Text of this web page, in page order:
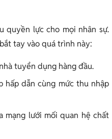
quyền lực cho mọi nhân sự.
tay vào quá trình này:
tuyển dụng hàng đầu.
hấp dẫn cùng mức thu nhập
mạng lưới mối quan hệ chất